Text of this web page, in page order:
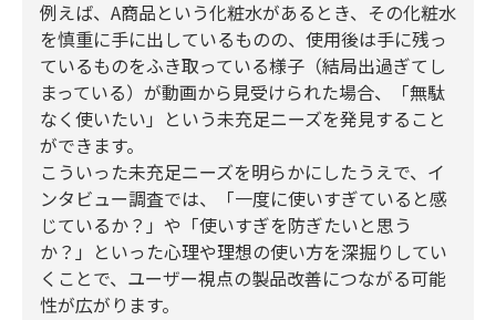
例えば、A商品という化粧水があるとき、その化粧水
を慎重に手に出しているものの、使用後は手に残っ
ているものをふき取っている様子（結局出過ぎてし
まっている）が動画から見受けられた場合、「無駄
なく使いたい」という未充足ニーズを発見すること
ができます。
こういった未充足ニーズを明らかにしたうえで、イ
ンタビュー調査では、「一度に使いすぎていると感
じているか？」や「使いすぎを防ぎたいと思う
か？」といった心理や理想の使い方を深掘りしてい
くことで、ユーザー視点の製品改善につながる可能
性が広がります。